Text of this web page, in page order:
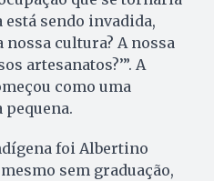
está sendo invadida,
cultura? A nossa
artesanatos?’”. A
como uma
pequena.
foi Albertino
sem graduação,